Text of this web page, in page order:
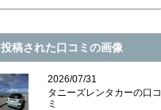
投稿された口コミの画像
2026/07/31
タニーズレンタカーの口コ
ミ